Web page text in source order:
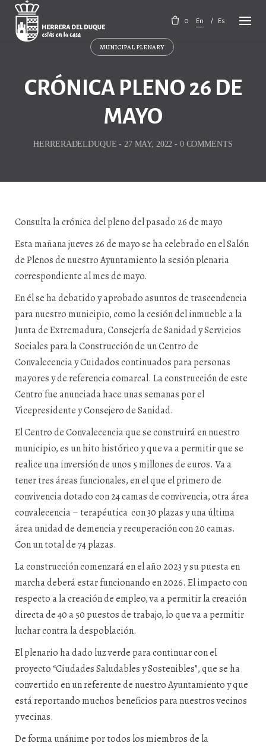
Skip
content
0 En Es
MUNICIPAL PLENARY
CRÓNICA PLENO 26 DE
MAYO
HERRERADELDUQUE- 27 MAY, 2022- 0 COMMENTS
Consulta la crónica del pleno del pasado 26 de mayo
Esta mañana jueves 26 de mayo se ha celebrado en el Salón
de Plenos de nuestro Ayuntamiento la sesión plenaria
correspondiente al mes de mayo.
En él se ha debatido y aprobado asuntos de trascendencia
para nuestro municipio, como la cesión del inmueble a la
Junta de Extremadura, Consejería de Sanidad y Servicios
Sociales para la Construcción de un Centro de
Convalecencia y Cuidados continuados para personas
mayores y de referencia comarcal. La construcción de este
Centro fue anunciada hace unas semanas por el
Vicepresidente y Consejero de Sanidad.
El Centro de Convalecencia que se construirá en nuestro
municipio, es un hito histórico y que va a permitir que se
realice una inversión de unos 5 millones de euros. Va a
tener tres áreas funcionales, en el que el primero de
convivencia dotado con 24 camas de convivencia, otra área
convalecencia – terapéutica con 30 plazas y una última
área unidad de demencia y recuperación con 20 camas.
Con un total de 74 plazas.
La construcción comenzará en el año 2023 y su puesta en
marcha deberá estar funcionando en 2026. El impacto con
respecto a la creación de empleo, va a permitir la creación
directa de 40 a 50 puestos de trabajo, lo que va a permitir
luchar contra la despoblación.
El plenario ha dado luz verde para continuar con el
proyecto “Ciudades Saludables y Sostenibles”, que se ha
convertido en un referente de nuestro Ayuntamiento y que
está reportando muchos beneficios para nuestros vecinos
y vecinas.
De forma unánime por todos los miembros de la